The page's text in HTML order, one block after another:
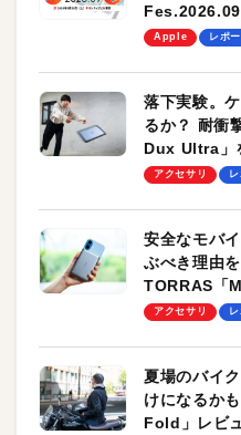
します！
Apple レポー
落下実験。
るか？ 耐衝
Dux Ultra」
のモバイル
アクセサリ レ
安全なモバ
ぶべき理由
TORRAS「
ーも
アクセサリ レ
夏場のバイ
けになるか
Fold」レビ